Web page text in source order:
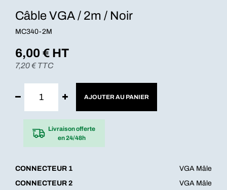
Câble VGA / 2m / Noir
MC340-2M
6,00€ HT
7,20€ TTC
AJOUTER AU PANIER
Livraison offerte
en 24/48h
CONNECTEUR 1
VGA Mâle
CONNECTEUR 2
VGA Mâle